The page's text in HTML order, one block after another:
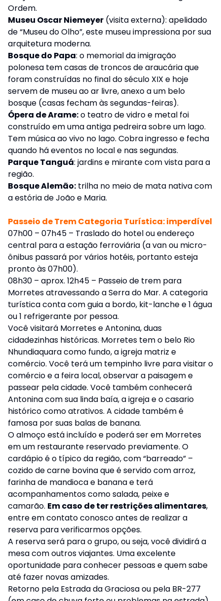
Ordem.
Museu Oscar Niemeyer (visita externa): apelidado
de “Museu do Olho”, este museu impressiona por sua
arquitetura moderna.
Bosque do Papa: o memorial da imigração
polonesa tem casas de troncos de araucária que
foram construídas no final do século XIX e hoje
servem de museu ao ar livre, anexo a um belo
bosque (casas fecham às segundas-feiras).
Ópera de Arame:o teatro de vidro e metal foi
construído em uma antiga pedreira sobre um lago.
Tem música ao vivo no lago. Cobra ingresso e fecha
quando há eventos no local e nas segundas.
Parque Tanguá: jardins e mirante com vista para a
região.
Bosque Alemão: trilha no meio de mata nativa com
a estória de João e Maria.
Passeio de Trem Categoria Turística: imperdível
07h00 – 07h45 – Traslado do hotel ou endereço
central para a estação ferroviária (a van ou micro-
ônibus passará por vários hotéis, portanto esteja
pronto às 07h00).
08h30 – aprox. 12h45 – Passeio de trem para
Morretes atravessando a Serra do Mar. A categoria
turística conta com guia a bordo, kit-lanche e 1 água
ou 1 refrigerante por pessoa.
Você visitará Morretes e Antonina, duas
cidadezinhas históricas. Morretes tem o belo Rio
Nhundiaquara como fundo, a igreja matriz e
comércio. Você terá um tempinho livre para visitar o
comércio e a feira local, observar a paisagem e
passear pela cidade. Você também conhecerá
Antonina com sua linda baía, a igreja e o casario
histórico como atrativos. A cidade também é
famosa por suas balas de banana.
O almoço está incluído e poderá ser em Morretes
em um restaurante reservado previamente. O
cardápio é o típico da região, com “barreado” –
cozido de carne bovina que é servido com arroz,
farinha de mandioca e banana e terá
acompanhamentos como salada, peixe e
camarão. Em caso de ter restrições alimentares,
entre em contato conosco antes de realizar a
reserva para verificarmos opções.
A reserva será para o grupo, ou seja, você dividirá a
mesa com outros viajantes. Uma excelente
oportunidade para conhecer pessoas e quem sabe
até fazer novas amizades.
Retorno pela Estrada da Graciosa ou pela BR-277